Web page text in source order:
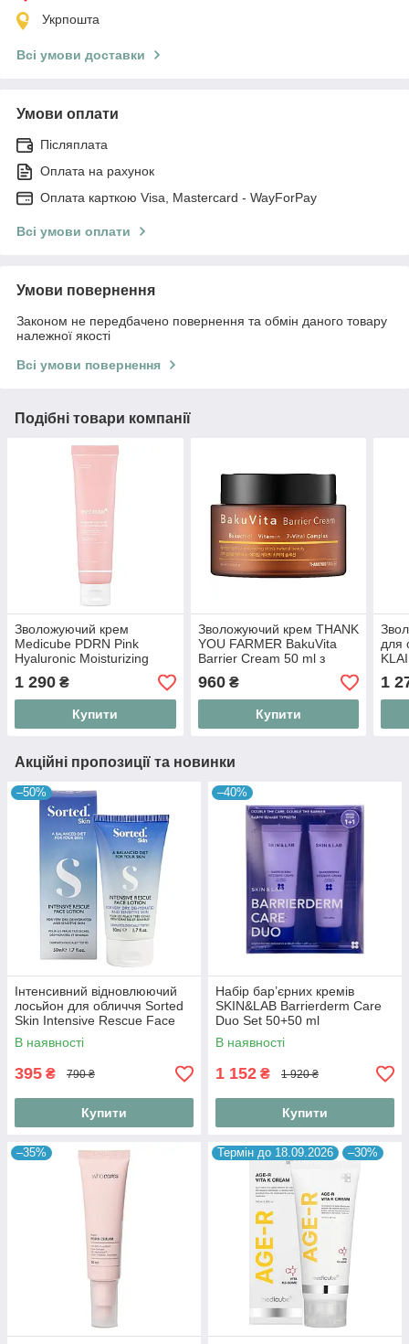
Укрпошта
Всі умови доставки
Умови оплати
Післяплата
Оплата на рахунок
Оплата карткою Visa, Mastercard - WayForPay
Всі умови оплати
Умови повернення
Законом не передбачено повернення та обмін даного товару
належної якості
Всі умови повернення
Подібні товари компанії
Зволожуючий крем
Medicube PDRN Pink
Hyaluronic Moisturizing
Cream 50 мл з
полінуклеотидами та
гіалуроновою кислотою
1 290 ₴
Купити
Зволожуючий крем THANK
YOU FARMER BakuVita
Barrier Cream 50 ml з
бакучіолом і вітамінами C
та E
960₴
Купити
для
ml
1
Акційні пропозиції та новинки
–50%
Інтенсивний відновлюючий
лосьйон для обличчя Sorted
Skin Intensive Rescue Face
Lotion 50 ml
В наявності
395 ₴ 790 ₴
Купити
–40%
Набір бар’єрних кремів
SKIN&LAB Barrierderm Care
Duo Set 50+50 ml
В наявності
1 152 ₴ 1 920 ₴
Купити
–35% Термін до 18.09.2026 –30%